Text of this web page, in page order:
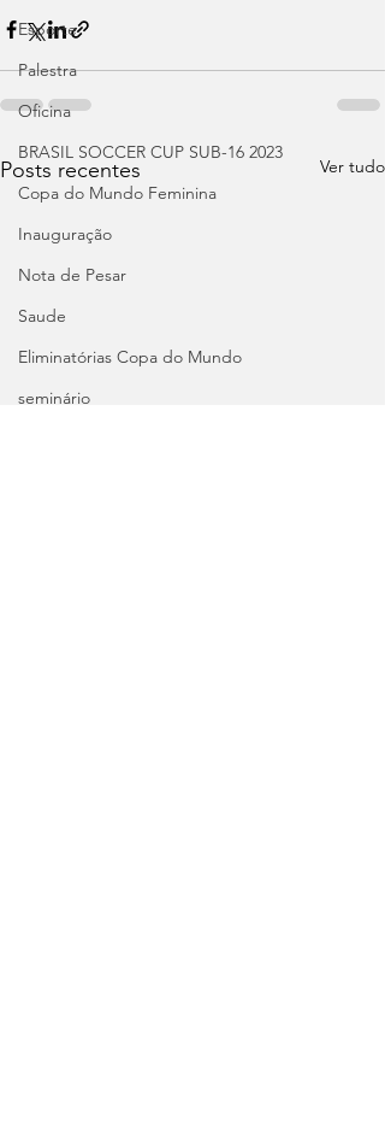
Esporte
Palestra
Oficina
BRASIL SOCCER CUP SUB-16 2023
Copa do Mundo Feminina
Inauguração
Nota de Pesar
Saude
Eliminatórias Copa do Mundo
seminário
Posts recentes Ver tudo